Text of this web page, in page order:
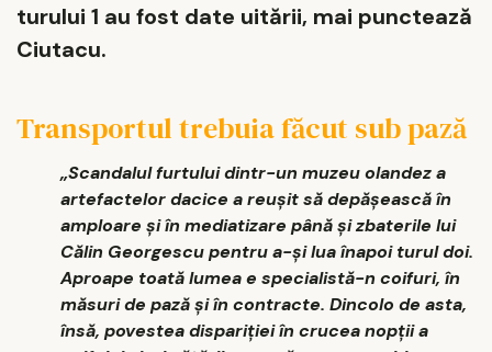
turului 1 au fost date uitării, mai punctează
Ciutacu.
Transportul trebuia făcut sub pază
„Scandalul furtului dintr-un muzeu olandez a
artefactelor dacice a reușit să depășească în
amploare și în mediatizare până și zbaterile lui
Călin Georgescu pentru a-și lua înapoi turul doi.
Aproape toată lumea e specialistă-n coifuri, în
măsuri de pază și în contracte. Dincolo de asta,
însă, povestea dispariției în crucea nopții a